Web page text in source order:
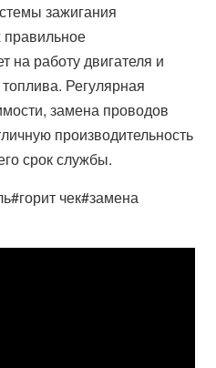
зажигания
на работу двигателя и
Регулярная
замена проводов
производительность
срок службы.
чек#замена